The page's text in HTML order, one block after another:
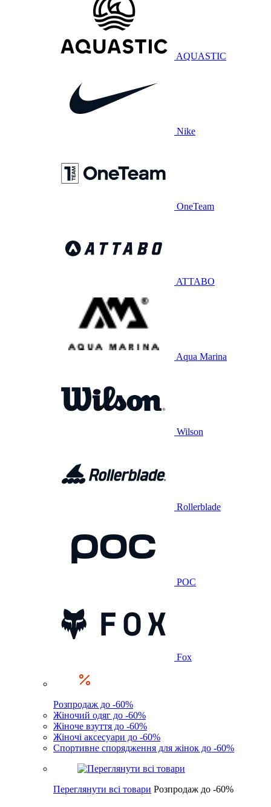
AQUASTIC
Nike
OneTeam
ATTABO
Aqua Marina
Wilson
Rollerblade
POC
Fox
Розпродаж до -60%
Жіночий одяг до -60%
Жіноче взуття до -60%
Жіночі аксесуари до -60%
Спортивне спорядження для жінок до -60%
Переглянути всі товари Розпродаж до -60%